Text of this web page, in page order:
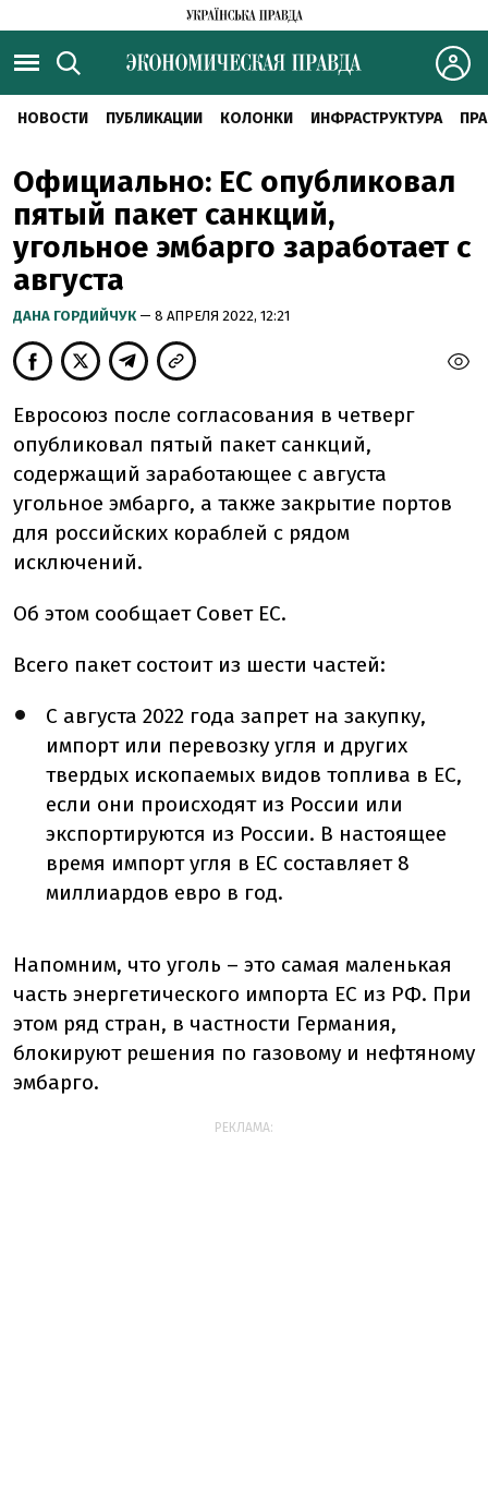
НОВОСТИ ПУБЛИКАЦИИ КОЛОНКИ ИНФРАСТРУКТУРА
Официально: ЕС опубликовал
пятый пакет санкций,
угольное эмбарго заработает с
августа
ДАНА ГОРДИЙЧУК — 8 АПРЕЛЯ 2022, 12:21
Евросоюз после согласования в четверг
опубликовал пятый пакет санкций,
содержащий заработающее с августа
угольное эмбарго, а также закрытие портов
для российских кораблей с рядом
исключений.
Об этом сообщает Совет ЕС.
Всего пакет состоит из шести частей:
С августа 2022 года запрет на закупку,
импорт или перевозку угля и других
твердых ископаемых видов топлива в ЕС,
если они происходят из России или
экспортируются из России. В настоящее
время импорт угля в ЕС составляет 8
миллиардов евро в год.
Напомним, что уголь – это самая маленькая
часть энергетического импорта ЕС из РФ. При
этом ряд стран, в частности Германия,
блокируют решения по газовому и нефтяному
эмбарго.
РЕКЛАМА: